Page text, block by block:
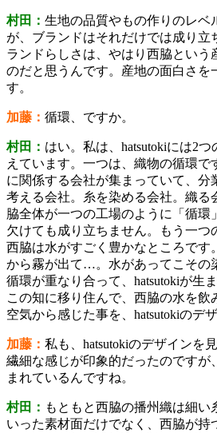
村田： 生地の品質やもの作りのレベ
が、ブランドはそれだけでは成り立
ランドらしさは、やはり西脇という
のだと思うんです。産地の面白さを
す。
加藤： 循環、ですか。
村田： はい。私は、hatsutokiには2
えています。一つは、織物の循環で
に関係する会社が集まっていて、分
考える会社。糸を染める会社。織る
脇全体が一つの工場のように「循環
欠けても成り立ちません。もう一つ
西脇は水がすごく豊かなところです
から霧が出て…。水があってこその
循環が重なり合って、hatsutokiが生
この知に移り住んで、西脇の水を飲
空気から感じた事を、hatsutokiのデ
加藤： 私も、hatsutokiのデザインを
繊細な感じが印象的だったのですが
まれているんですね。
村田： もともと西脇の播州織は細い
いった素材面だけでなく、西脇が持